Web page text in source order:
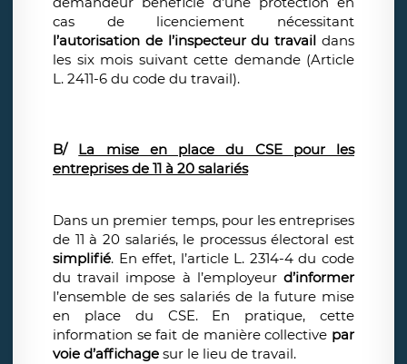
cas de licenciement nécessitant
l’autorisation de l’inspecteur du travail dans
les six mois suivant cette demande (Article
L. 2411-6 du code du travail).
B/ La mise en place du CSE pour les
entreprises de 11 à 20 salariés
Dans un premier temps, pour les entreprises
de 11 à 20 salariés, le processus électoral est
simplifié. En effet, l’article L. 2314-4 du code
du travail impose à l’employeur d’informer
l’ensemble de ses salariés de la future mise
en place du CSE. En pratique, cette
information se fait de manière collective par
voie d’affichage sur le lieu de travail.